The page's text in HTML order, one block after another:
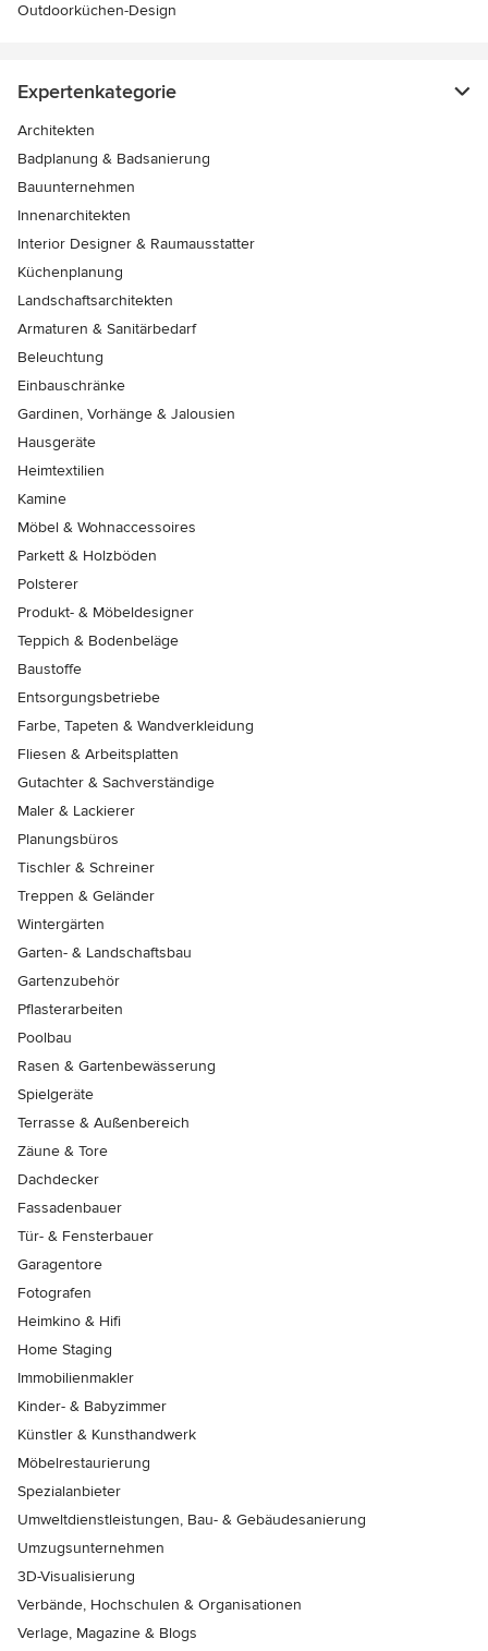
Outdoorküchen-Design
Expertenkategorie
Architekten
Badplanung & Badsanierung
Bauunternehmen
Innenarchitekten
Interior Designer & Raumausstatter
Küchenplanung
Landschaftsarchitekten
Armaturen & Sanitärbedarf
Beleuchtung
Einbauschränke
Gardinen, Vorhänge & Jalousien
Hausgeräte
Heimtextilien
Kamine
Möbel & Wohnaccessoires
Parkett & Holzböden
Polsterer
Produkt- & Möbeldesigner
Teppich & Bodenbeläge
Baustoffe
Entsorgungsbetriebe
Farbe, Tapeten & Wandverkleidung
Fliesen & Arbeitsplatten
Gutachter & Sachverständige
Maler & Lackierer
Planungsbüros
Tischler & Schreiner
Treppen & Geländer
Wintergärten
Garten- & Landschaftsbau
Gartenzubehör
Pflasterarbeiten
Poolbau
Rasen & Gartenbewässerung
Spielgeräte
Terrasse & Außenbereich
Zäune & Tore
Dachdecker
Fassadenbauer
Tür- & Fensterbauer
Garagentore
Fotografen
Heimkino & Hifi
Home Staging
Immobilienmakler
Kinder- & Babyzimmer
Künstler & Kunsthandwerk
Möbelrestaurierung
Spezialanbieter
Umweltdienstleistungen, Bau- & Gebäudesanierung
Umzugsunternehmen
3D-Visualisierung
Verbände, Hochschulen & Organisationen
Verlage, Magazine & Blogs